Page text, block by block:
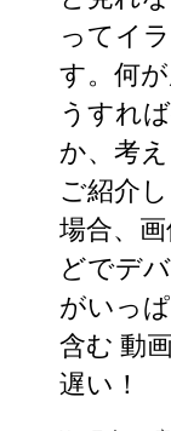
ってイ
す。何
うすれ
か、考
ご紹介
場合、
どでデ
がいっ
含む 動
遅い！